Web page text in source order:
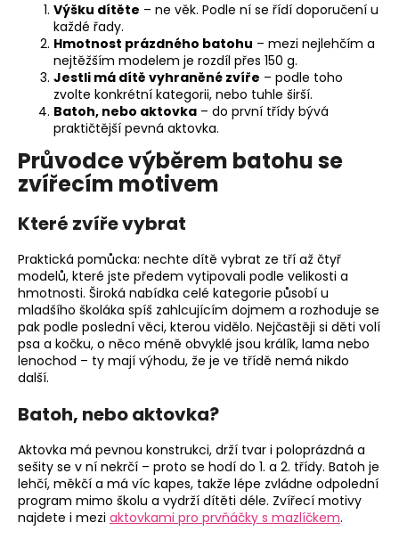
Výšku dítěte – ne věk. Podle ní se řídí doporučení u
každé řady.
Hmotnost prázdného batohu – mezi nejlehčím a
nejtěžším modelem je rozdíl přes 150 g.
Jestli má dítě vyhraněné zvíře – podle toho
zvolte konkrétní kategorii, nebo tuhle širší.
Batoh, nebo aktovka – do první třídy bývá
praktičtější pevná aktovka.
Průvodce výběrem batohu se
zvířecím motivem
Které zvíře vybrat
Praktická pomůcka: nechte dítě vybrat ze tří až čtyř
modelů, které jste předem vytipovali podle velikosti a
hmotnosti. Široká nabídka celé kategorie působí u
mladšího školáka spíš zahlcujícím dojmem a rozhoduje se
pak podle poslední věci, kterou vidělo. Nejčastěji si děti volí
psa a kočku, o něco méně obvyklé jsou králík, lama nebo
lenochod – ty mají výhodu, že je ve třídě nemá nikdo
další.
Batoh, nebo aktovka?
Aktovka má pevnou konstrukci, drží tvar i poloprázdná a
sešity se v ní nekrčí – proto se hodí do 1. a 2. třídy. Batoh je
lehčí, měkčí a má víc kapes, takže lépe zvládne odpolední
program mimo školu a vydrží dítěti déle. Zvířecí motivy
najdete i mezi aktovkami pro prvňáčky s mazlíčkem.